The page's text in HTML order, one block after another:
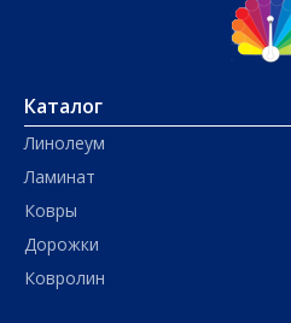
Каталог
Линолеум
Ламинат
Ковры
Дорожки
Ковролин